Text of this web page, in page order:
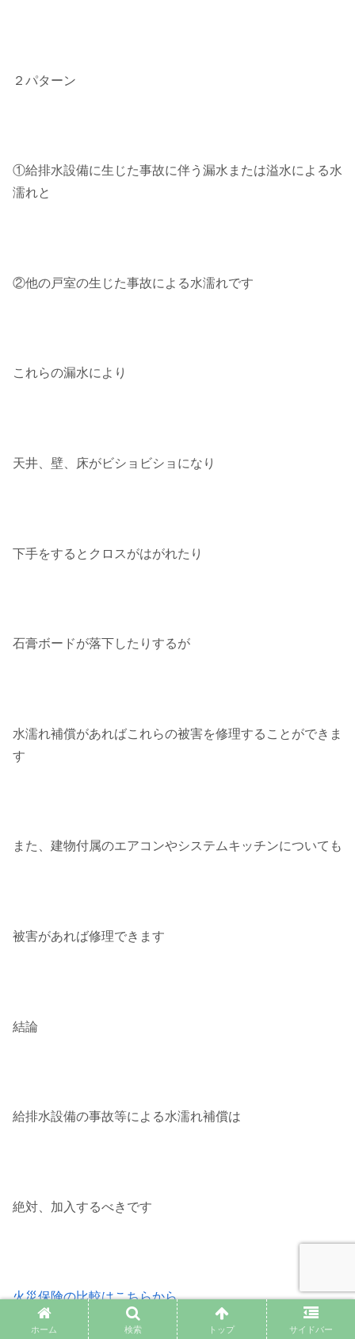
２パターン
①給排水設備に生じた事故に伴う漏水または溢水による水
濡れと
②他の戸室の生じた事故による水濡れです
これらの漏水により
天井、壁、床がビショビショになり
下手をするとクロスがはがれたり
石膏ボードが落下したりするが
水濡れ補償があればこれらの被害を修理することができま
す
また、建物付属のエアコンやシステムキッチンについても
被害があれば修理できます
結論
給排水設備の事故等による水濡れ補償は
絶対、加入するべきです
火災保険の比較はこちらから
ホーム 検索 トップ サイドバー